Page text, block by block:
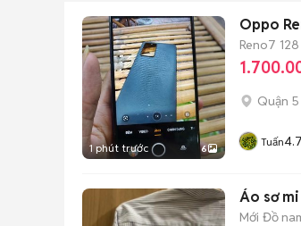
1 phút trước 6
Oppo
Reno7
Quận 5
Tuấn4.7
Áo sơ
Mới Đồ